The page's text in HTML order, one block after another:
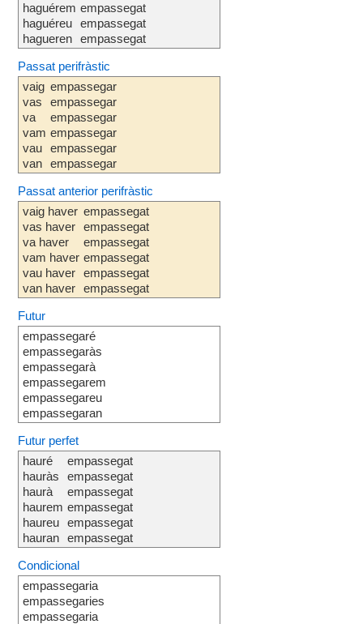
haguérem
haguéreu
hagueren
empassegat
empassegat
empassegat
Passat perifràstic
vaig
vas
va
vam
vau
van
empassegar
empassegar
empassegar
empassegar
empassegar
empassegar
Passat anterior perifràstic
vaig haver
vas haver
va haver
vam haver
vau haver
van haver
empassegat
empassegat
empassegat
empassegat
empassegat
empassegat
Futur
empassegaré
empassegaràs
empassegarà
empassegarem
empassegareu
empassegaran
Futur perfet
hauré
hauràs
haurà
haurem
haureu
hauran
empassegat
empassegat
empassegat
empassegat
empassegat
empassegat
Condicional
empassegaria
empassegaries
empassegaria